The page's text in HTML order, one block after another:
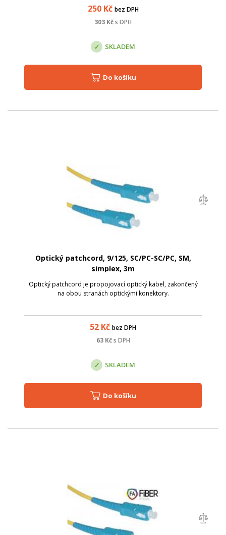
250Kč bez DPH
303 Kčs DPH
SKLADEM
Do košíku
Optický patchcord, 9/125, SC/PC-SC/PC, SM,
simplex, 3m
Optický patchcord je propojovací optický kabel, zakončený
na obou stranách optickými konektory.
52 Kč bez DPH
63Kč s DPH
SKLADEM
Do košíku